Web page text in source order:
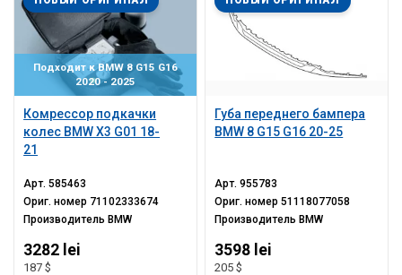
Подходит к BMW 8 G15 G16
2020 - 2025
Комрессор подкачки
колес BMW X3 G01 18-
21
Арт.585463
Ориг. номер 71102333674
ПроизводительBMW
3282 lei
187 $
Губа переднего бампера
BMW 8 G15 G16 20-25
Арт.955783
Ориг. номер51118077058
ПроизводительBMW
3598 lei
205 $